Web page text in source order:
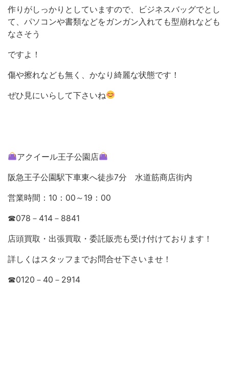
作りがしっかりとしていますので、ビジネスバッグでとし
て、パソコンや書類などをガンガン入れても型崩れなども
なさそう
ですよ！
傷や擦れなども無く、かなり綺麗な状態です！
ぜひ見にいらして下さいね
アクイール王子公園店
阪急王子公園駅下車東へ徒歩7分 水道筋商店街内
営業時間：10：00～19：00
☎078－414－8841
店頭買取・出張買取・委託販売も受け付けております！
詳しくはスタッフまでお問合せ下さいませ！
☎0120－40－2914